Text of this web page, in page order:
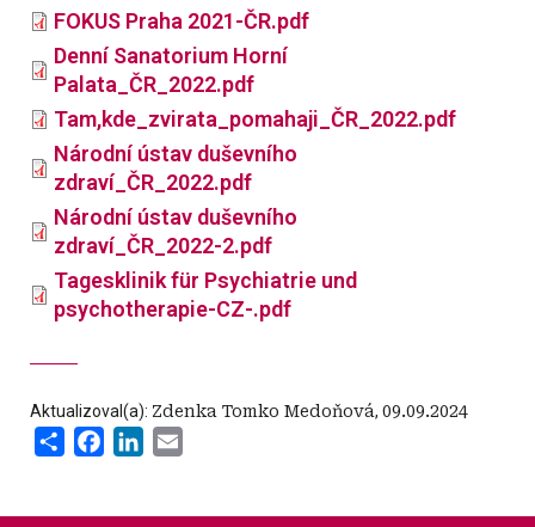
FOKUS Praha 2021-ČR.pdf
Denní Sanatorium Horní
Palata_ČR_2022.pdf
Tam,kde_zvirata_pomahaji_ČR_2022.pdf
Národní ústav duševního
zdraví_ČR_2022.pdf
Národní ústav duševního
zdraví_ČR_2022-2.pdf
Tagesklinik für Psychiatrie und
psychotherapie-CZ-.pdf
Aktualizoval(a): Zdenka Tomko Medoňová, 09.09.2024
Share FacebookLinkedIn